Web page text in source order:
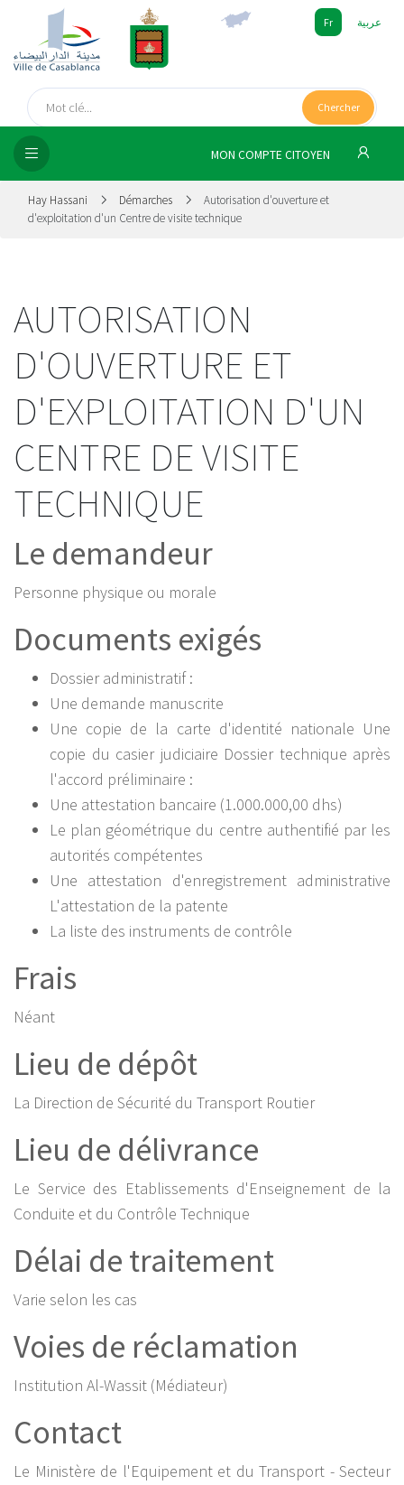
Fr عربية
Chercher
MON COMPTE CITOYEN
Hay Hassani Démarches
Autorisation d'ouverture et
d'exploitation d'un Centre de visite technique
AUTORISATION
D'OUVERTURE ET
D'EXPLOITATION D'UN
CENTRE DE VISITE
TECHNIQUE
Le demandeur
Personne physique ou morale
Documents exigés
Dossier administratif :
Une demande manuscrite
Une copie de la carte d'identité nationale Une
copie du casier judiciaire Dossier technique après
l'accord préliminaire :
Une attestation bancaire (1.000.000,00 dhs)
Le plan géométrique du centre authentifié par les
autorités compétentes
Une attestation d'enregistrement administrative
L'attestation de la patente
La liste des instruments de contrôle
Frais
Néant
Lieu de dépôt
La Direction de Sécurité du Transport Routier
Lieu de délivrance
Le Service des Etablissements d'Enseignement de la
Conduite et du Contrôle Technique
Délai de traitement
Varie selon les cas
Voies de réclamation
Institution Al-Wassit (Médiateur)
Contact
Le Ministère de l'Equipement et du Transport - Secteur